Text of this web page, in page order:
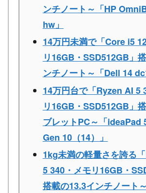
ンチノート～「HP
hw」
14万円未満で「Core i5
リ16GB・SSD512GB」
ンチノート～「Dell 14
14万円台で「Ryzen AI 5
リ16GB・SSD512GB」
ブレットPC～「ideaPad
Gen 10（14）」
1kg未満の軽量さを誇る
5 340・メモリ16GB・
搭載の13.3インチノート